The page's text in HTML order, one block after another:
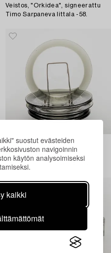
suostut evästeiden
navigoinnin
käytön analysoimiseksi
kaikki
Veistos, "Orkidea", signeerattu
Timo Sarpaneva Iittala -58.
1710343
Timo Sarpaneva
Lautasia, 6 kpl, "Pantareuna",
signeerattu Timo Sarpaneva